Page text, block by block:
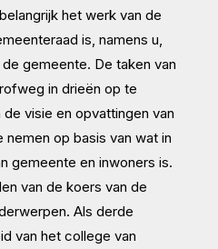
het werk van de
is, namens u,
gemeente. De taken van
in drieën op te
visie en opvattingen van
op basis van wat in
gemeente en inwoners is.
van de koers van de
Als derde
van het college van